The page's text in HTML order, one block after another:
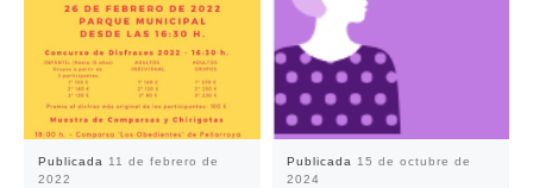
Publicada 11 de febrero de
2022
Publicada 15 de octubre de
2024